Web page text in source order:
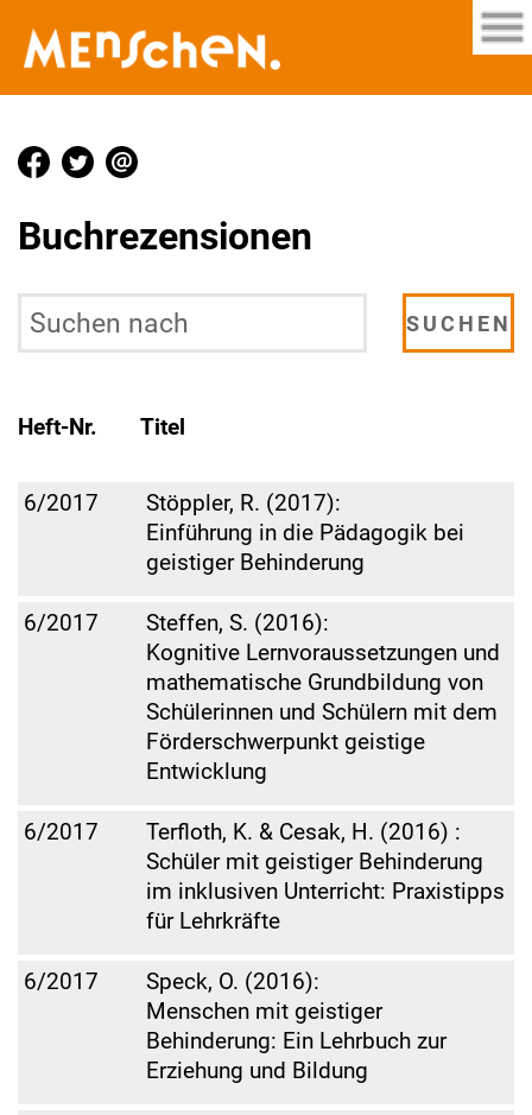
Buchrezensionen
Heft-Nr. Titel
6/2017
Stöppler, R. (2017):
Einführung in die Pädagogik bei
geistiger Behinderung
6/2017
Steffen, S. (2016):
Kognitive Lernvoraussetzungen und
mathematische Grundbildung von
Schülerinnen und Schülern mit dem
Förderschwerpunkt geistige
Entwicklung
6/2017
Terfloth, K. & Cesak, H. (2016) :
Schüler mit geistiger Behinderung
im inklusiven Unterricht: Praxistipps
für Lehrkräfte
6/2017
Speck, O. (2016):
Menschen mit geistiger
Behinderung: Ein Lehrbuch zur
Erziehung und Bildung